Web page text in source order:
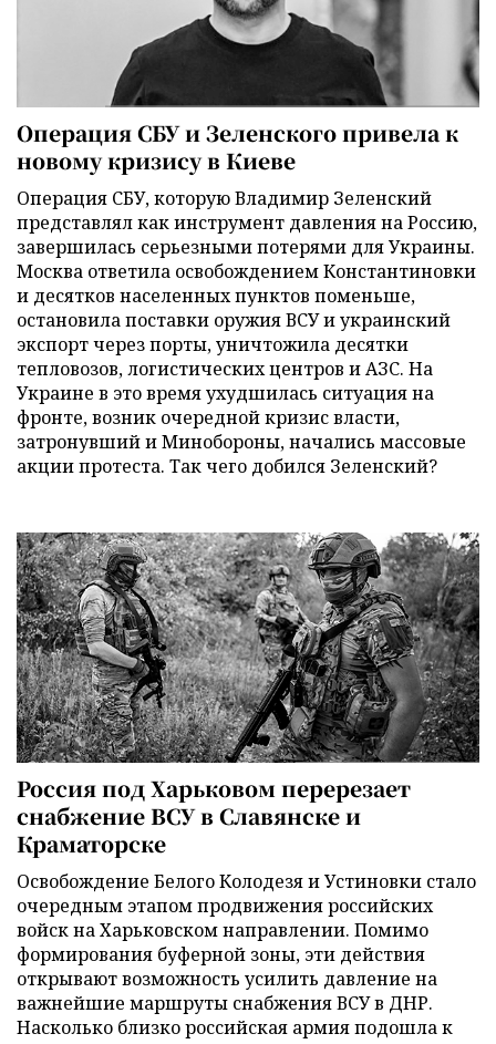
Операция СБУ и Зеленского привела к
новому кризису в Киеве
Операция СБУ, которую Владимир Зеленский
представлял как инструмент давления на Россию,
завершилась серьезными потерями для Украины.
Москва ответила освобождением Константиновки
и десятков населенных пунктов поменьше,
остановила поставки оружия ВСУ и украинский
экспорт через порты, уничтожила десятки
тепловозов, логистических центров и АЗС. На
Украине в это время ухудшилась ситуация на
фронте, возник очередной кризис власти,
затронувший и Минобороны, начались массовые
акции протеста. Так чего добился Зеленский?
Россия под Харьковом перерезает
снабжение ВСУ в Славянске и
Краматорске
Освобождение Белого Колодезя и Устиновки стало
очередным этапом продвижения российских
войск на Харьковском направлении. Помимо
формирования буферной зоны, эти действия
открывают возможность усилить давление на
важнейшие маршруты снабжения ВСУ в ДНР.
Насколько близко российская армия подошла к